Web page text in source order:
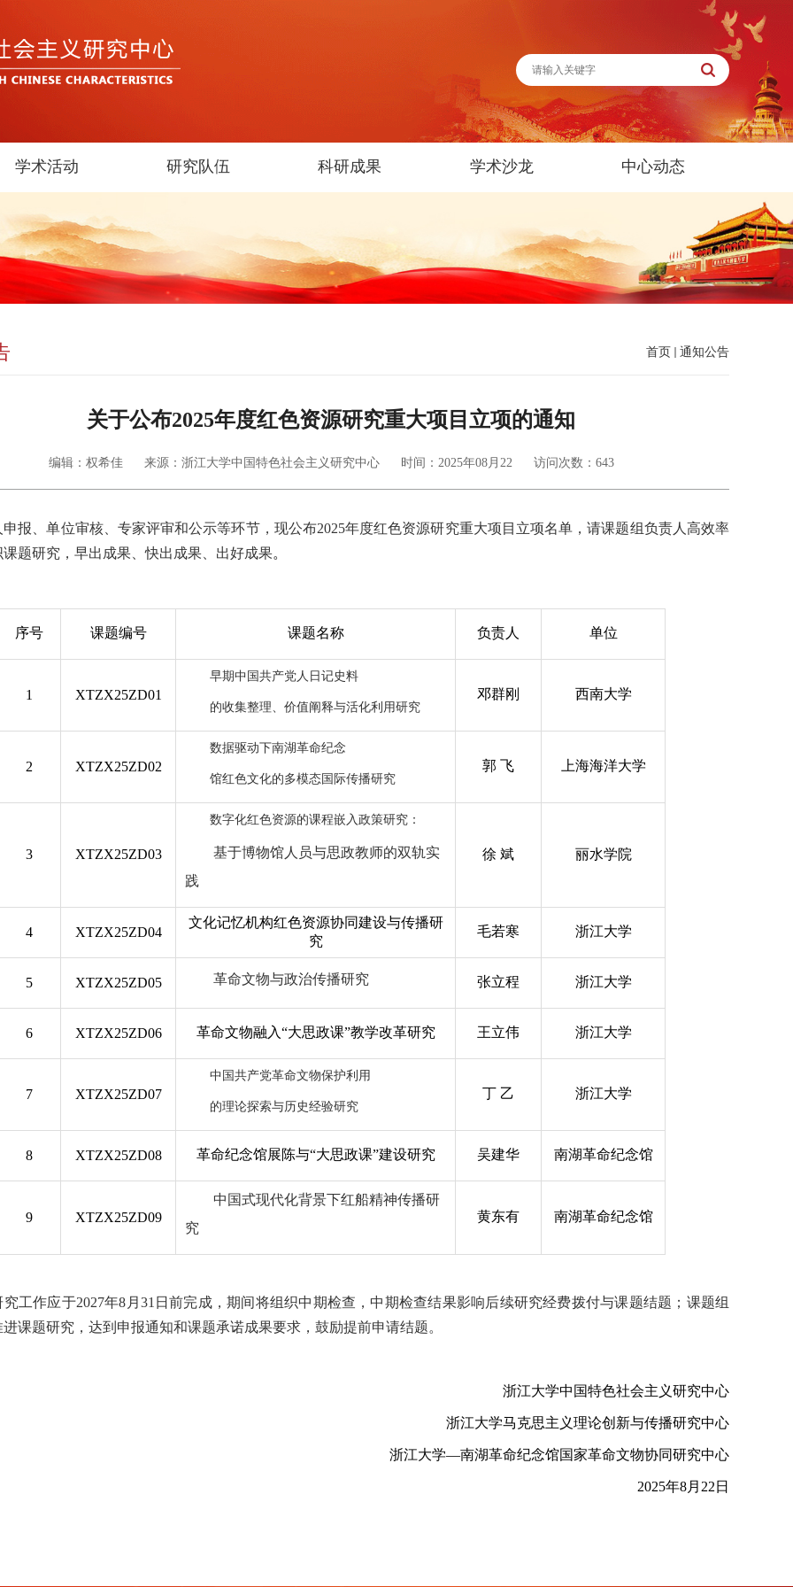
学术活动 研究队伍 科研成果 学术沙龙 中心动态
首页 通知公告
关于公布2025年度红色资源研究重大项目立项的通知
编辑：权希佳 来源：浙江大学中国特色社会主义研究中心 时间：2025年08月22 访问次数： 643
申报、单位审核、专家评审和公示等环节，现公布2025年度红色资源研究重大项目立项名单，请课题组负责人高效率
题研究，早出成果、快出成果、出好成果。
序号 课题编号 课题名称 负责人 单位
1 XTZX25ZD01
早期中国共产党人日记史料
的收集整理、价值阐释与活化利用研究
邓群刚 西南大学
2 XTZX25ZD02
数据驱动下南湖革命纪念
馆红色文化的多模态国际传播研究
郭 飞 上海海洋大学
3 XTZX25ZD03
数字化红色资源的课程嵌入政策研究：
基于博物馆人员与思政教师的双轨实
践
徐 斌 丽水学院
4 XTZX25ZD04
文化记忆机构红色资源协同建设与传播研
究
毛若寒 浙江大学
5 XTZX25ZD05 革命文物与政治传播研究 张立程 浙江大学
6 XTZX25ZD06 革命文物融入“大思政课”教学改革研究 王立伟 浙江大学
7 XTZX25ZD07
中国共产党革命文物保护利用
的理论探索与历史经验研究
丁 乙 浙江大学
8 XTZX25ZD08 革命纪念馆展陈与“大思政课”建设研究 吴建华 南湖革命纪念馆
9 XTZX25ZD09
中国式现代化背景下红船精神传播研
究
黄东有 南湖革命纪念馆
究工作应于2027年8月31日前完成，期间将组织中期检查，中期检查结果影响后续研究经费拨付与课题结题；课题组
课题研究，达到申报通知和课题承诺成果要求，鼓励提前申请结题。
浙江大学中国特色社会主义研究中心
浙江大学马克思主义理论创新与传播研究中心
浙江大学—南湖革命纪念馆国家革命文物协同研究中心
2025年8月 22 日